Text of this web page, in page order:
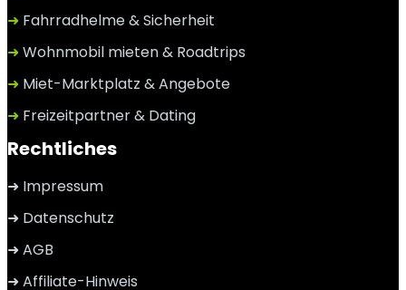
➜ Fahrradhelme & Sicherheit
➜ Wohnmobil mieten & Roadtrips
➜ Miet-Marktplatz & Angebote
➜ Freizeitpartner & Dating
Rechtliches
➜ Impressum
➜ Datenschutz
➜ AGB
➜ Affiliate-Hinweis